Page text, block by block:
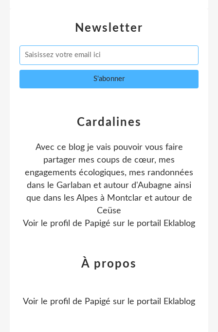
Newsletter
Cardalines
Avec ce blog je vais pouvoir vous faire
partager mes coups de cœur, mes
engagements écologiques, mes randonnées
dans le Garlaban et autour d'Aubagne ainsi
que dans les Alpes à Montclar et autour de
Ceüse
Voir le profil de Papigé sur le portail Eklablog
À propos
Voir le profil de Papigé sur le portail Eklablog